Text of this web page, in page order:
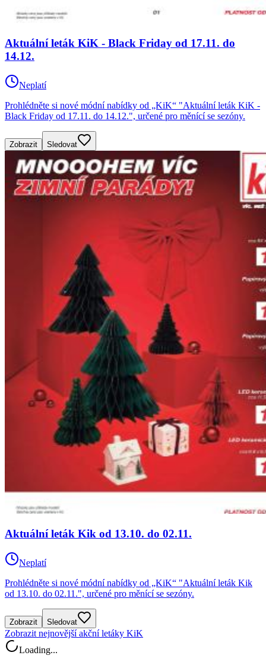
Aktuální leták KiK - Black Friday od 17.11. do
14.12.
Neplatí
Prohlédněte si nové módní nabídky od „KiK“ "Aktuální leták KiK -
Black Friday od 17.11. do 14.12.", určené pro měnící se sezóny.
Zobrazit Sledovat
Aktuální leták Kik od 13.10. do 02.11.
Neplatí
Prohlédněte si nové módní nabídky od „KiK“ "Aktuální leták Kik
od 13.10. do 02.11.", určené pro měnící se sezóny.
Zobrazit Sledovat
Zobrazit nejnovější akční letáky KiK
Loading...